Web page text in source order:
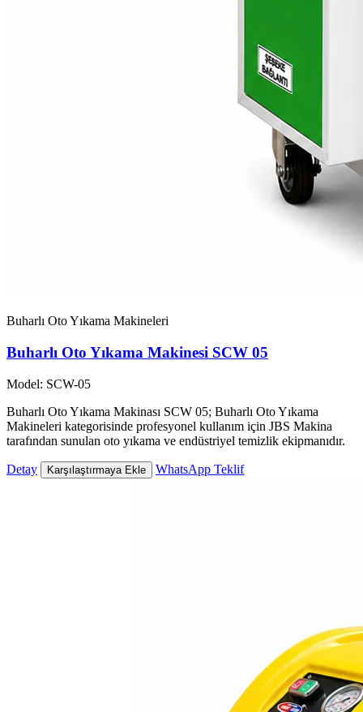
Buharlı Oto Yıkama Makineleri
Buharlı Oto Yıkama Makinesi SCW 05
Model: SCW-05
Buharlı Oto Yıkama Makinası SCW 05; Buharlı Oto Yıkama
Makineleri kategorisinde profesyonel kullanım için JBS Makina
tarafından sunulan oto yıkama ve endüstriyel temizlik ekipmanıdır.
Detay Karşılaştırmaya Ekle WhatsApp Teklif